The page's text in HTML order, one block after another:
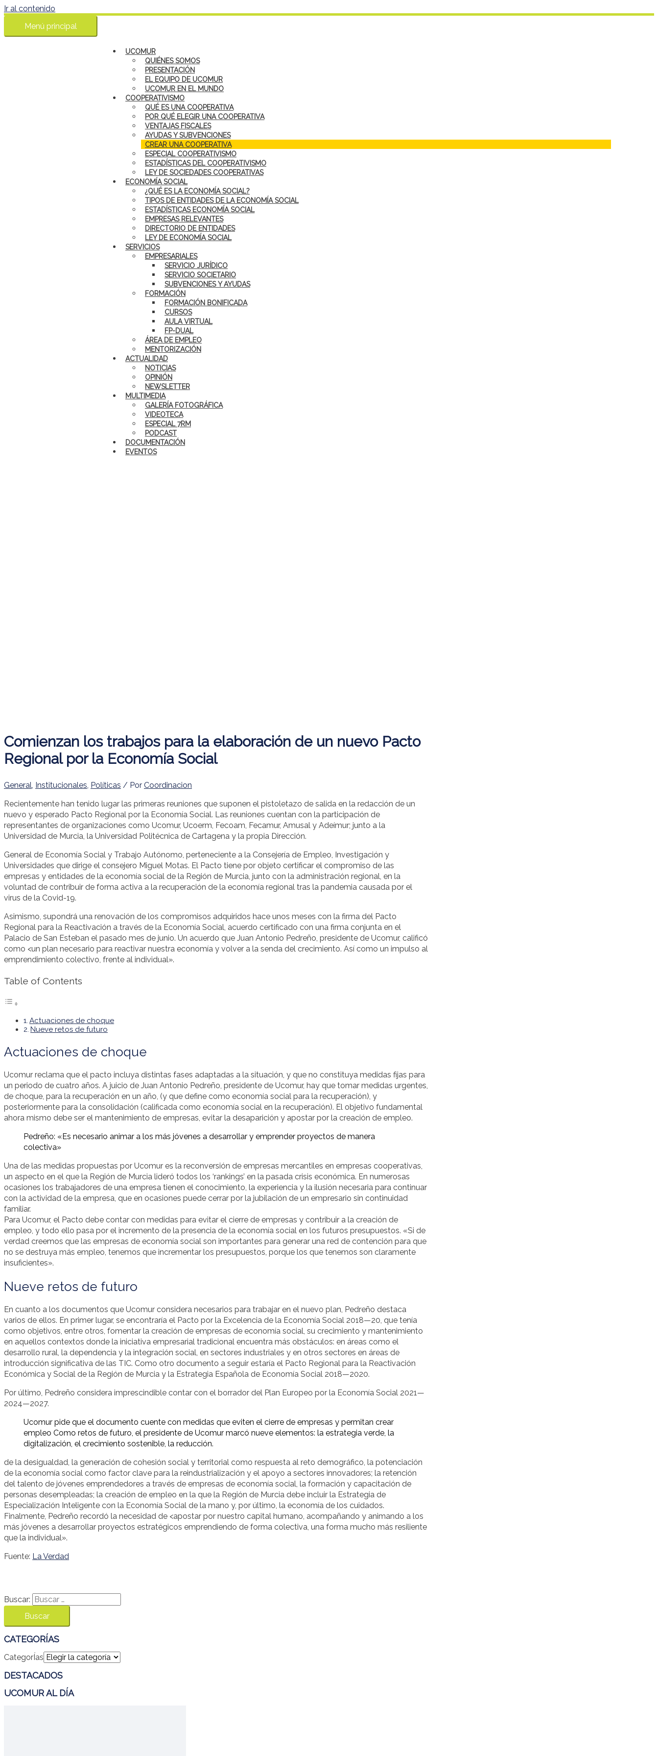
Ir al contenido
Menú principal
UCOMUR
QUIÉNES SOMOS
PRESENTACIÓN
EL EQUIPO DE UCOMUR
UCOMUR EN EL MUNDO
COOPERATIVISMO
QUÉ ES UNA COOPERATIVA
POR QUÉ ELEGIR UNA COOPERATIVA
VENTAJAS FISCALES
AYUDAS Y SUBVENCIONES
CREAR UNA COOPERATIVA
ESPECIAL COOPERATIVISMO
ESTADÍSTICAS DEL COOPERATIVISMO
LEY DE SOCIEDADES COOPERATIVAS
ECONOMÍA SOCIAL
¿QUÉ ES LA ECONOMÍA SOCIAL?
TIPOS DE ENTIDADES DE LA ECONOMÍA SOCIAL
ESTADÍSTICAS ECONOMÍA SOCIAL
EMPRESAS RELEVANTES
DIRECTORIO DE ENTIDADES
LEY DE ECONOMÍA SOCIAL
SERVICIOS
EMPRESARIALES
SERVICIO JURÍDICO
SERVICIO SOCIETARIO
SUBVENCIONES Y AYUDAS
FORMACIÓN
FORMACIÓN BONIFICADA
CURSOS
AULA VIRTUAL
FP-DUAL
ÁREA DE EMPLEO
MENTORIZACIÓN
ACTUALIDAD
NOTICIAS
OPINIÓN
NEWSLETTER
MULTIMEDIA
GALERÍA FOTOGRÁFICA
VIDEOTECA
ESPECIAL 7RM
PODCAST
DOCUMENTACIÓN
EVENTOS
Comienzan los trabajos para la elaboración de un nuevo Pacto
Regional por la Economía Social
General Institucionales Políticas / Por Coordinacion
Recientemente han tenido lugar las primeras reuniones que suponen el pistoletazo de salida en la redacción de un
nuevo y esperado Pacto Regional por la Economía Social. Las reuniones cuentan con la participación de
representantes de organizaciones como Ucomur, Ucoerm, Fecoam, Fecamur, Amusal y Adeímur; junto a la
Universidad de Murcia, la Universidad Politécnica de Cartagena y la propia Dirección.
General de Economía Social y Trabajo Autónomo, perteneciente a la Consejería de Empleo, Investigación y
Universidades que dirige el consejero Miguel Motas. El Pacto tiene por objeto certificar el compromiso de las
empresas y entidades de la economía social de la Región de Murcia, junto con la administración regional, en la
voluntad de contribuir de forma activa a la recuperación de la economía regional tras la pandemia causada por el
virus de la Covid-19.
Asimismo, supondrá una renovación de los compromisos adquiridos hace unos meses con la firma del Pacto
Regional para la Reactivación a través de la Economía Social, acuerdo certificado con una firma conjunta en el
Palacio de San Esteban el pasado mes de junio. Un acuerdo que Juan Antonio Pedreño, presidente de Ucomur, calificó
como <un plan necesario para reactivar nuestra economía y volver a la senda del crecimiento. Así como un impulso al
emprendimiento colectivo, frente al individual».
Table of Contents
Actuaciones de choque
Nueve retos de futuro
Actuaciones de choque
Ucomur reclama que el pacto incluya distintas fases adaptadas a la situación, y que no constituya medidas fijas para
un periodo de cuatro años. A juicio de Juan Antonio Pedreño, presidente de Ucomur, hay que tomar medidas urgentes,
de choque, para la recuperación en un año, (y que define como economía social para la recuperación), y
posteriormente para la consolidación (calificada como economía social en la recuperación). El objetivo fundamental
ahora mismo debe ser el mantenimiento de empresas, evitar la desaparición y apostar por la creación de empleo.
Pedreño: «Es necesario animar a los más jóvenes a desarrollar y emprender proyectos de manera
colectiva»
Una de las medidas propuestas por Ucomur es la reconversión de empresas mercantiles en empresas cooperativas,
un aspecto en el que la Región de Murcia lideró todos los ‘rankings’ en la pasada crisis económica. En numerosas
ocasiones los trabajadores de una empresa tienen el conocimiento, la experiencia y la ilusión necesaria para continuar
con la actividad de la empresa, que en ocasiones puede cerrar por la jubilación de un empresario sin continuidad
familiar.
Para Ucomur, el Pacto debe contar con medidas para evitar el cierre de empresas y contribuir a la creación de
empleo, y todo ello pasa por el incremento de la presencia de la economía social en los futuros presupuestos. «Si de
verdad creemos que las empresas de economía social son importantes para generar una red de contención para que
no se destruya más empleo, tenemos que incrementar los presupuestos, porque los que tenemos son claramente
insuficientes».
Nueve retos de futuro
En cuanto a los documentos que Ucomur considera necesarios para trabajar en el nuevo plan, Pedreño destaca
varios de ellos. En primer lugar, se encontraría el Pacto por la Excelencia de la Economía Social 2018—20, que tenía
como objetivos, entre otros, fomentar la creación de empresas de economía social, su crecimiento y mantenimiento
en aquellos contextos donde la iniciativa empresarial tradicional encuentra más obstáculos: en áreas como el
desarrollo rural, la dependencia y la integración social, en sectores industriales y en otros sectores en áreas de
introducción significativa de las TIC. Como otro documento a seguir estaría el Pacto Regional para la Reactivación
Económica y Social de la Región de Murcia y la Estrategia Española de Economía Social 2018—2020.
Por último, Pedreño considera imprescindible contar con el borrador del Plan Europeo por la Economía Social 2021—
2024—2027.
Ucomur pide que el documento cuente con medidas que eviten el cierre de empresas y permitan crear
empleo Como retos de futuro, el presidente de Ucomur marcó nueve elementos: la estrategia verde, la
digitalización, el crecimiento sostenible, la reducción.
de la desigualdad, la generación de cohesión social y territorial como respuesta al reto demográfico, la potenciación
de la economía social como factor clave para la reindustrialización y el apoyo a sectores innovadores; la retención
del talento de jóvenes emprendedores a través de empresas de economía social, la formación y capacitación de
personas desempleadas; la creación de empleo en la que la Región de Murcia debe incluir la Estrategia de
Especialización Inteligente con la Economía Social de la mano y, por último, la economía de los cuidados.
Finalmente, Pedreño recordó la necesidad de <apostar por nuestro capital humano, acompañando y animando a los
más jóvenes a desarrollar proyectos estratégicos emprendiendo de forma colectiva, una forma mucho más resiliente
que la individual».
Fuente: La Verdad
Buscar:
CATEGORÍAS
CategorÍas
DESTACADOS
UCOMUR AL DÍA